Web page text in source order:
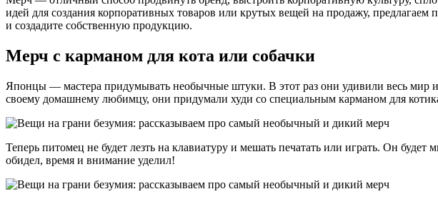
идей для создания корпоративных товаров или крутых вещей на продажу,
и создадите собственную продукцию.
Мерч с карманом для кота или собачки
Японцы — мастера придумывать необычные штуки. В этот раз они удивили весь мир
своему домашнему любимцу, они придумали худи со специальным карманом для
Теперь питомец не будет лезть на клавиатуру и мешать печатать или играть. Он
обидел, время и внимание уделил!